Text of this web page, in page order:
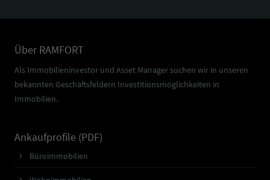
Über RAMFORT
Als Immobilieninvestor und Asset Manager suchen wir in unseren
bekannten Geschäftsfeldern Investitionsmöglichkeiten in
Immobilien.
Ankaufprofile (PDF)
Büroimmobilien